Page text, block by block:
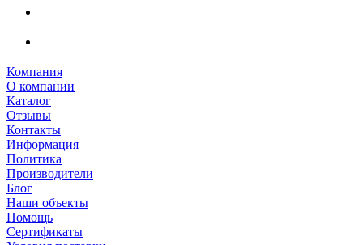
Компания
О компании
Каталог
Отзывы
Контакты
Информация
Политика
Производители
Блог
Наши объекты
Помощь
Сертификаты